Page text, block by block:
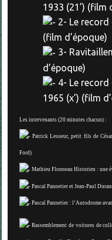
1933 (21’) (film
2- Le record
(film d’époque)
3-
d’époque)
4- Le record
1965 (x’) (film
Les intervenants (20 minutes chacun) :
Patrick Lesueur, petit fils de
Ford)
Mathieu Flonneau Historien : une
Pascal Pannetier et Jean-Paul
Pascal Pannetier : l’Autodrome
Rassemblement de voitures de